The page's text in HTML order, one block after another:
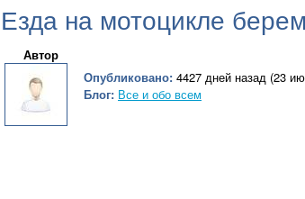
Езда на мотоцикле
Автор
Опубликовано: 4427 дней назад (23
Блог: Все и обо всем